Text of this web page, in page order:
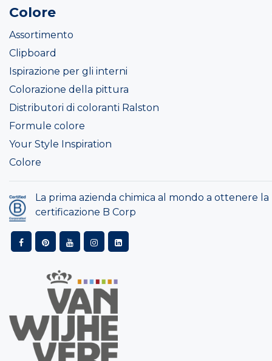
Colore
Assortimento
Clipboard
Ispirazione per gli interni
Colorazione della pittura
Distributori di coloranti Ralston
Formule colore
Your Style Inspiration
Colore
La prima azienda chimica al mondo a ottenere la
certificazione B Corp